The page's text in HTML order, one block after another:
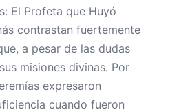
El Profeta que Huyó
contrastan fuertemente
a pesar de las dudas
misiones divinas. Por
expresaron
cuando fueron